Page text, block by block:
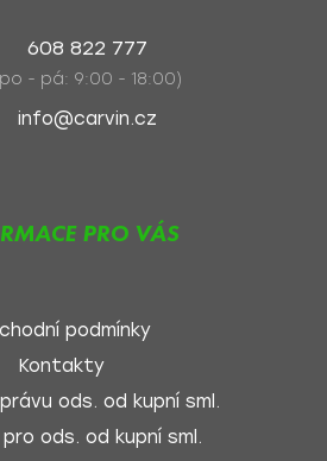
608 822 777
- pá: 9:00 - 18:00)
info@carvin.cz
PRO VÁS
podmínky
Kontakty
ods. od kupní sml.
pro ods. od kupní sml.